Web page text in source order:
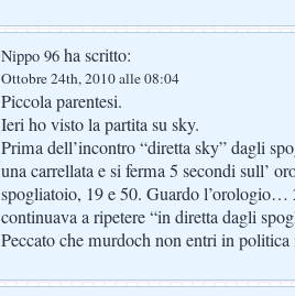
Nippo 96 ha scritto:
Ottobre 24th, 2010 alle 08:04
Piccola parentesi.
Ieri ho visto la partita su sky.
Prima dell’incontro “diretta sky” dagli
una carrellata e si ferma 5 secondi sull’
spogliatoio, 19 e 50. Guardo l’orologio…
continuava a ripetere “in diretta dagli
Peccato che murdoch non entri in politica